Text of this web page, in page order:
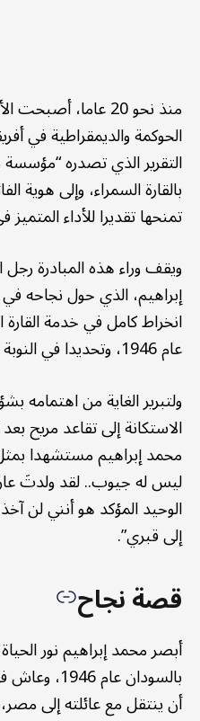
منذ نحو 20 عاما،
الحوكمة والديمقراطية في
التقرير الذي تصدره “مؤسسة
بالقارة السمراء، وإلى هوية
تمنحها تقديرا للأداء
ويقف وراء هذه المبادرة
إبراهيم، الذي حول نجاحه
انخراط كامل في خدمة القارة
عام 1946، وتحديدا في النوبة شمال السودان.
ولتبرير الغاية من اهتمامه
الاستكانة إلى تقاعد مريح
محمد إبراهيم مستشهدا
ليس له جيوب.. لقد ولدتَ
الوحيد المؤكد هو أنني لن
إلى قبري”.
قصة نجاح
أبصر محمد إبراهيم نور
بالسودان
أن ينتقل مع عائلته إلى